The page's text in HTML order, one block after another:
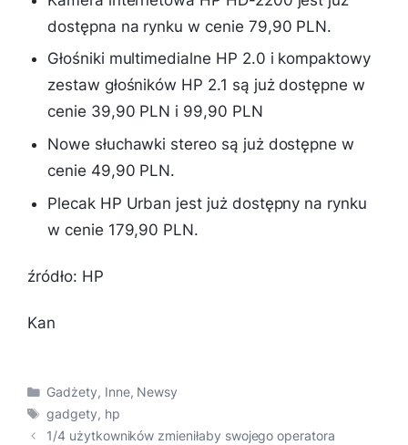
dostępna na rynku w cenie 79,90 PLN.
Głośniki multimedialne HP 2.0 i kompaktowy
zestaw głośników HP 2.1 są już dostępne w
cenie 39,90 PLN i 99,90 PLN
Nowe słuchawki stereo są już dostępne w
cenie 49,90 PLN.
Plecak HP Urban jest już dostępny na rynku
w cenie 179,90 PLN.
źródło: HP
Kan
Kategorie
Gadżety, Inne, Newsy
Tagi
gadgety, hp
1/4 użytkowników zmieniłaby swojego operatora